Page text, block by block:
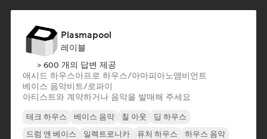
Plasmapool
레이블
> 600 개의 답변 제공
애시드 하우스아프로 하우스/아마피아노앰비언트
베이스 음악비트/로파이
아티스트와 계약하거나 음악을 발매해 주세요
테크 하우스 베이스 음악 칠 아웃
딥 하우스
드럼 앤 베이스
일렉트로니카 퓨처 하우스 하우스 음악